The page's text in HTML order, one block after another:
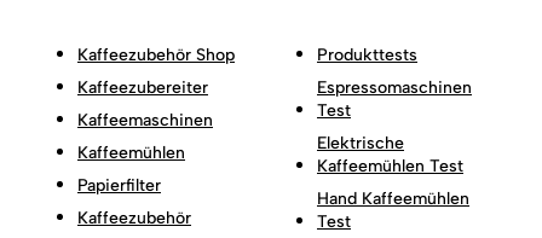
Kaffeezubehör Shop
Kaffeezubereiter
Kaffeemaschinen
Kaffeemühlen
Papierfilter
Kaffeezubehör
Produkttests
Espressomaschinen
Test
Elektrische
Kaffeemühlen Test
Hand Kaffeemühlen
Test